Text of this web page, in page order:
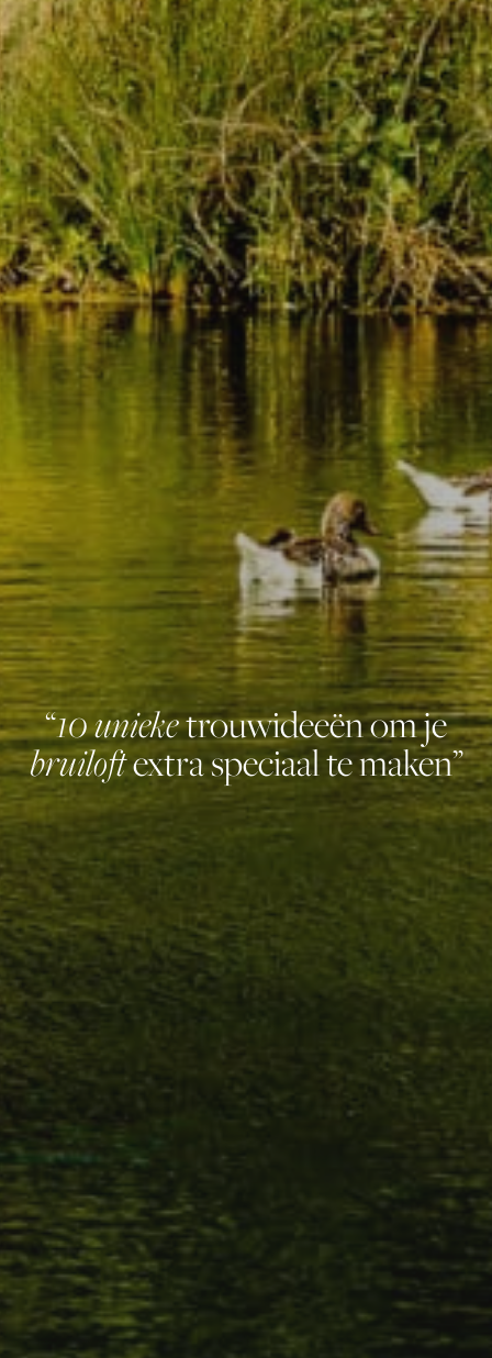
“10 unieketrouwideeën om je
bruiloftextra speciaal te maken”